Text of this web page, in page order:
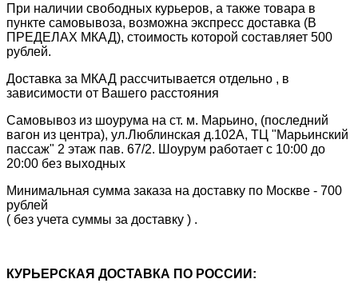
При наличии свободных курьеров, а также товара в
пункте самовывоза, возможна экспресс доставка (В
ПРЕДЕЛАХ МКАД), стоимость которой составляет 500
рублей.
Доставка за МКАД рассчитывается отдельно , в
зависимости от Вашего расстояния
Самовывоз из шоурума на ст. м. Марьино, (последний
вагон из центра), ул.Люблинская д.102А, ТЦ "Марьинский
пассаж" 2 этаж пав. 67/2. Шоурум работает с 10:00 до
20:00 без выходных
Минимальная сумма заказа на доставку по Москве - 700
рублей
( без учета суммы за доставку ) .
КУРЬЕРСКАЯ ДОСТАВКА ПО РОССИИ: